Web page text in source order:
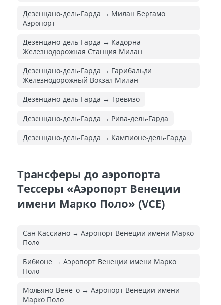
Дезенцано-дель-Гарда → Милан Бергамо
Аэропорт
Дезенцано-дель-Гарда → Кадорна
Железнодорожная Cтанция Милан
Дезенцано-дель-Гарда → Гарибальди
Железнодорожный Вокзал Милан
Дезенцано-дель-Гарда → Тревизо
Дезенцано-дель-Гарда → Рива-дель-Гарда
Дезенцано-дель-Гарда → Кампионе-дель-Гарда
Трансферы до аэропорта
Тессеры «Аэропорт Венеции
имени Марко Поло» (VCE)
Сан-Кассиано → Аэропорт Венеции имени Марко
Поло
Бибионе → Аэропорт Венеции имени Марко
Поло
Мольяно-Венето → Аэропорт Венеции имени
Марко Поло